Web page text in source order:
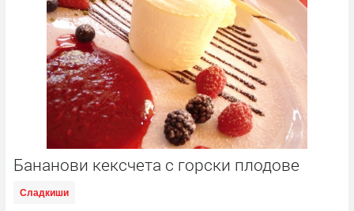
Бананови кексчета с горски плодове
Сладкиши